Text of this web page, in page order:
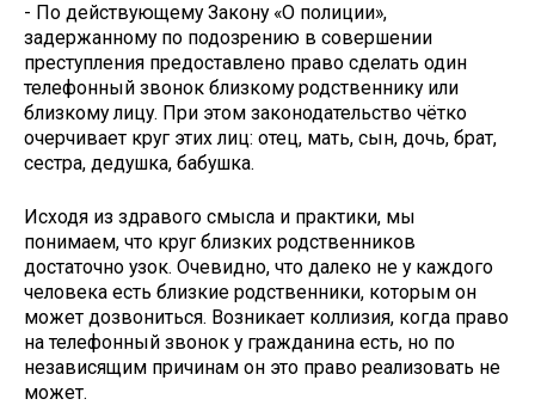
- По действующему Закону «О полиции»,
задержанному по подозрению в совершении
преступления предоставлено право сделать один
телефонный звонок близкому родственнику или
близкому лицу. При этом законодательство чётко
очерчивает круг этих лиц: отец, мать, сын, дочь, брат,
сестра, дедушка, бабушка.
Исходя из здравого смысла и практики, мы
понимаем, что круг близких родственников
достаточно узок. Очевидно, что далеко не у каждого
человека есть близкие родственники, которым он
может дозвониться. Возникает коллизия, когда право
на телефонный звонок у гражданина есть, но по
независящим причинам он это право реализовать не
может.